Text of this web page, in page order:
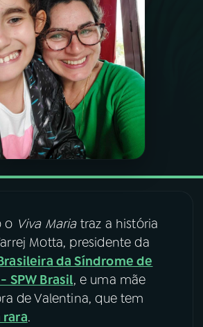
MÚSICA
Facebook
X
o Viva Mariatraz a história
Motta, presidente da
da Síndrome de
SPW Brasil, e uma mãe
de Valentina, que tem
.